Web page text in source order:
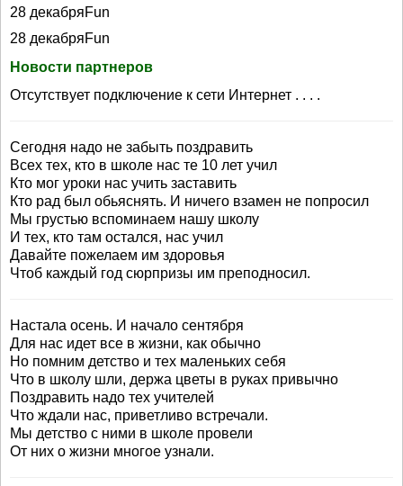
28 декабряFun
28 декабряFun
Новости партнеров
Отсутствует подключение к сети Интернет . . . .
Сегодня надо не забыть поздравить
Всех тех, кто в школе нас те 10 лет учил
Кто мог уроки нас учить заставить
Кто рад был обьяснять. И ничего взамен не попросил
Мы грустью вспоминаем нашу школу
И тех, кто там остался, нас учил
Давайте пожелаем им здоровья
Чтоб каждый год сюрпризы им преподносил.
Настала осень. И начало сентября
Для нас идет все в жизни, как обычно
Но помним детство и тех маленьких себя
Что в школу шли, держа цветы в руках привычно
Поздравить надо тех учителей
Что ждали нас, приветливо встречали.
Мы детство с ними в школе провели
От них о жизни многое узнали.